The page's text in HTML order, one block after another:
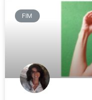
FIM